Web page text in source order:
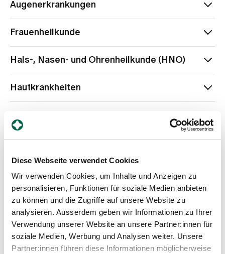
Diese Webseite verwendet Cookies
Wir verwenden Cookies, um Inhalte und Anzeigen zu
personalisieren, Funktionen für soziale Medien anbieten
zu können und die Zugriffe auf unsere Website zu
analysieren. Ausserdem geben wir Informationen zu Ihrer
Verwendung unserer Website an unsere Partner:innen für
soziale Medien, Werbung und Analysen weiter. Unsere
Partner:innen führen diese Informationen möglicherweise
Augenerkrankungen
Makuladegeneration
Frauenheilkunde
Geburtsvorbereitung
Schwangerschaftsübelkeit
Unterstützung bei gynäkologischen
PCOS (Polyzystisches Ovarialsyndrom)
Hals-, Nasen- und Ohrenheilkunde (HNO)
Tinnitus
Hautkrankheiten
Asthma
Erkältungen und grippale Infekte
Colitis
Magenschmerzen
Reizdarm
Orthopädie
Beschwerden der Wirbelsäule
Gelenkschmerzen
Rheuma
Urologische Erkrankungen
Blasenentzündungen